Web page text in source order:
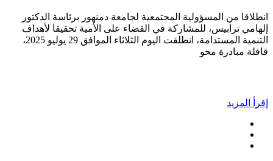
انطلاقا من المسؤولية المجتمعية لجامعة دمنهور برئاسة الدكتور
إلهامي ترابيس، للمشاركة في القضاء على الأمية تحقيقا لأهداف
التنمية المستدامة، انطلقت اليوم الثلاثاء الموافق 29 يوليو 2025،
قافلة مبادرة محو
إقرأ المزيد